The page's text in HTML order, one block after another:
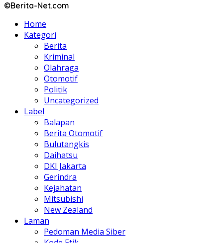
©Berita-Net.com
Home
Kategori
Berita
Kriminal
Olahraga
Otomotif
Politik
Uncategorized
Label
Balapan
Berita Otomotif
Bulutangkis
Daihatsu
DKI Jakarta
Gerindra
Kejahatan
Mitsubishi
New Zealand
Laman
Pedoman Media Siber
Kode Etik